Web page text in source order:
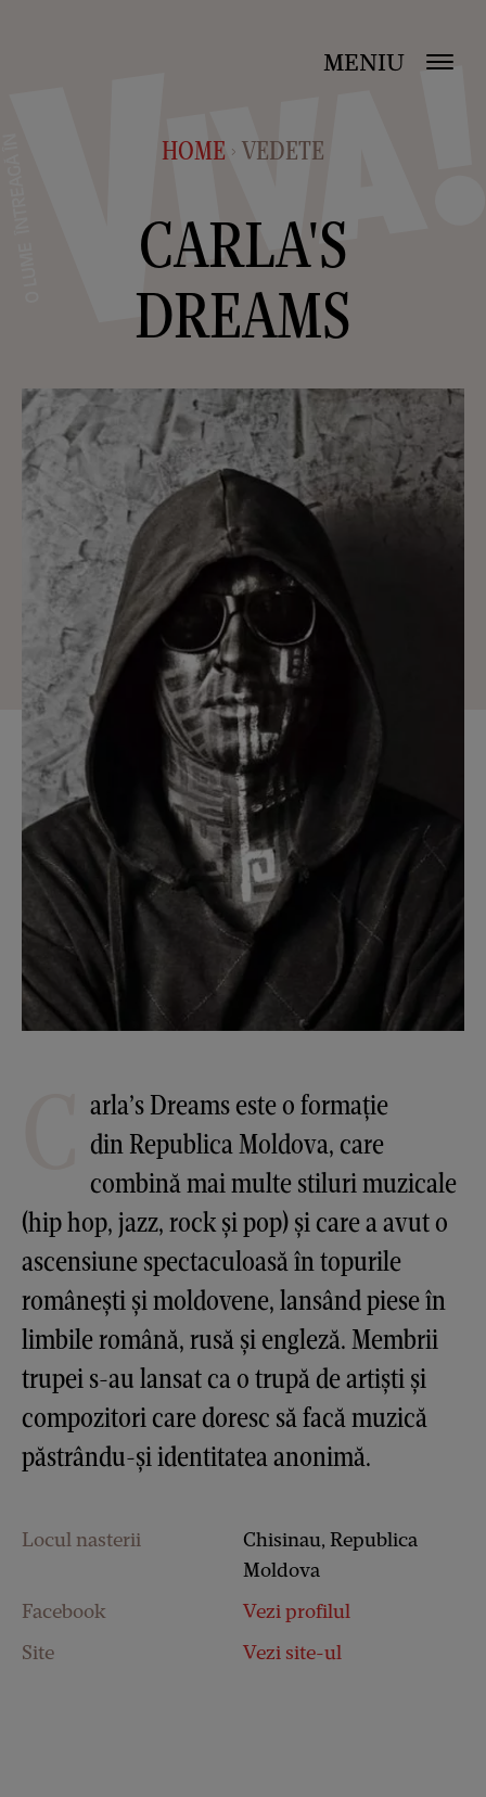
MENIU
HOME > VEDETE
CARLA'S
DREAMS
arla’s Dreams este o formație
din Republica Moldova, care
combină mai multe stiluri muzicale
(hip hop, jazz, rock și pop) și care a avut o
ascensiune spectaculoasă în topurile
românești și moldovene, lansând piese în
limbile română, rusă și engleză. Membrii
trupei s-au lansat ca o trupă de artiști și
compozitori care doresc să facă muzică
păstrându-și identitatea anonimă.
Locul nasterii
Chisinau, Republica
Moldova
Facebook
Vezi profilul
Site
Vezi site-ul